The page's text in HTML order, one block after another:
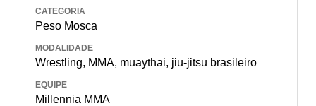
CATEGORIA
Peso Mosca
MODALIDADE
Wrestling, MMA, muaythai, jiu-jitsu brasileiro
EQUIPE
Millennia MMA